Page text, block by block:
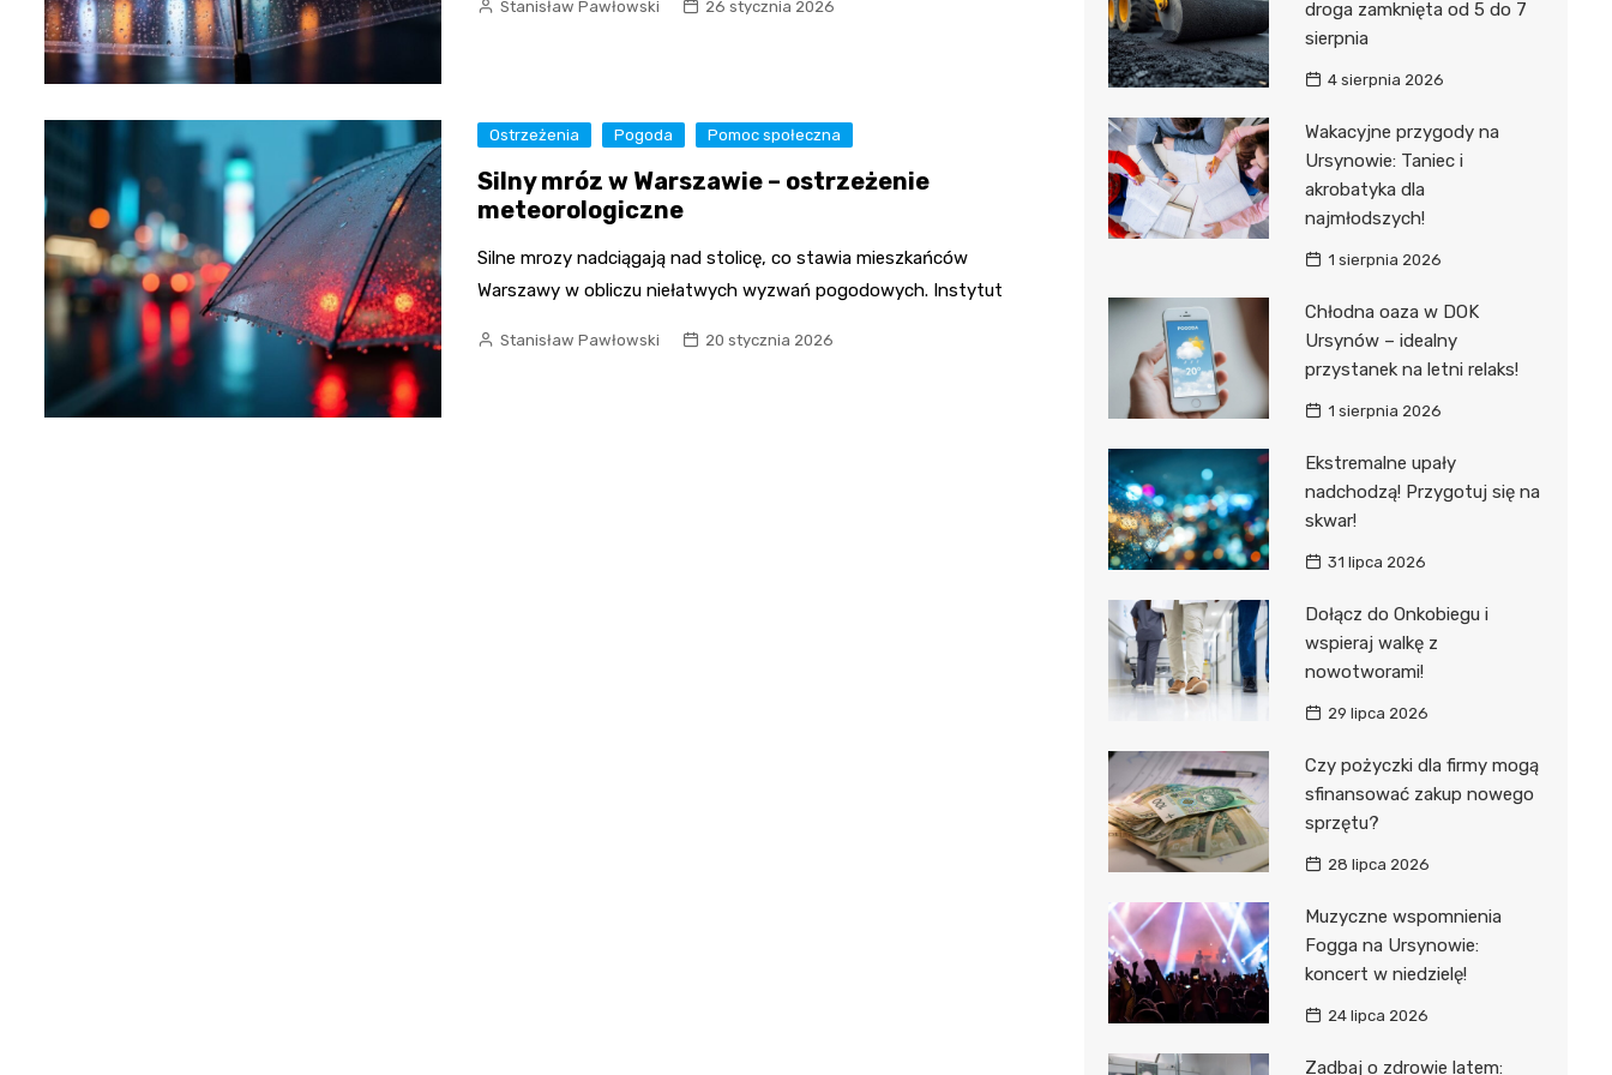
Stanisław Pawłowski 26 stycznia 2026
Ostrzeżenia Pogoda Pomoc społeczna
Silny mróz w Warszawie – ostrzeżenie
meteorologiczne
Silne mrozy nadciągają nad stolicę, co stawia mieszkańców
Warszawy w obliczu niełatwych wyzwań pogodowych. Instytut
Stanisław Pawłowski 20 stycznia 2026
droga zamknięta od 5 do 7
sierpnia
4 sierpnia 2026
Wakacyjne przygody na
Ursynowie: Taniec i
akrobatyka dla
najmłodszych!
1 sierpnia 2026
Chłodna oaza w DOK
Ursynów – idealny
przystanek na letni relaks!
1 sierpnia 2026
Ekstremalne upały
nadchodzą! Przygotuj się na
skwar!
31 lipca 2026
Dołącz do Onkobiegu i
wspieraj walkę z
nowotworami!
29 lipca 2026
Czy pożyczki dla firmy mogą
sfinansować zakup nowego
sprzętu?
28 lipca 2026
Muzyczne wspomnienia
Fogga na Ursynowie:
koncert w niedzielę!
24 lipca 2026
Zadbaj o zdrowie latem: